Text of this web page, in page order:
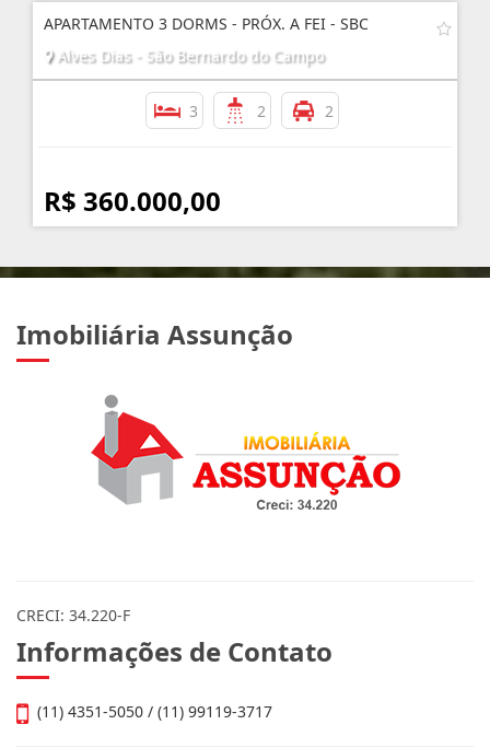
APARTAMENTO 3 DORMS - PRÓX. A FEI - SBC
Alves Dias - São Bernardo do Campo
3 2 2
R$ 360.000,00
Imobiliária Assunção
CRECI: 34.220-F
Informações de Contato
(11) 4351-5050 / (11) 99119-3717